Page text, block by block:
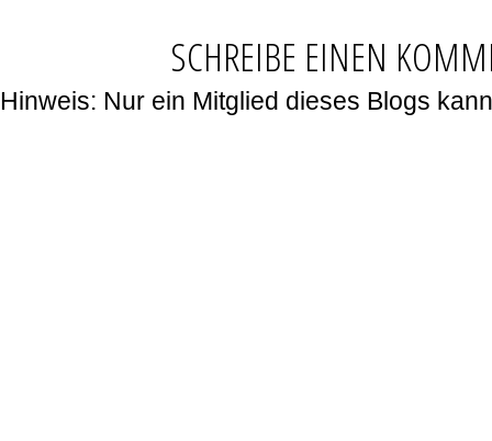
SCHREIBE EINEN
Hinweis: Nur ein Mitglied dieses Blogs